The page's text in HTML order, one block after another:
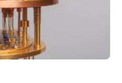
um hochpräzise…